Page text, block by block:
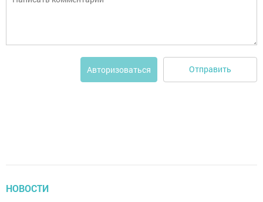
Авторизоваться Отправить
НОВОСТИ